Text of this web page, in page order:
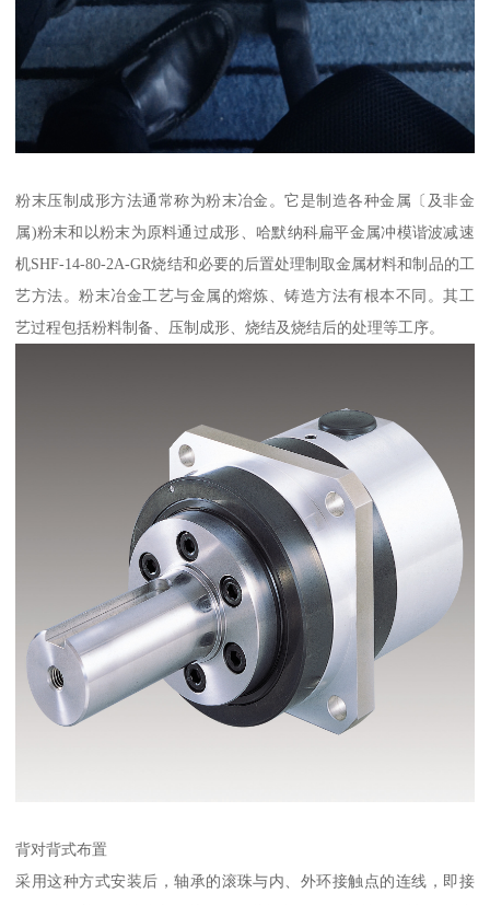
粉末压制成形方法通常称为粉末冶金。它是制造各种金属〔及非金
属)粉末和以粉末为原料通过成形、哈默纳科扁平金属冲模谐波减速
机SHF-14-80-2A-GR烧结和必要的后置处理制取金属材料和制品的工
艺方法。粉末冶金工艺与金属的熔炼、铸造方法有根本不同。其工
艺过程包括粉料制备、压制成形、烧结及烧结后的处理等工序。
背对背式布置
采用这种方式安装后，轴承的滚珠与内、外环接触点的连线，即接